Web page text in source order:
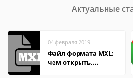
Актуальные
04 февраля 2019
Файл формата MXL:
чем открыть,